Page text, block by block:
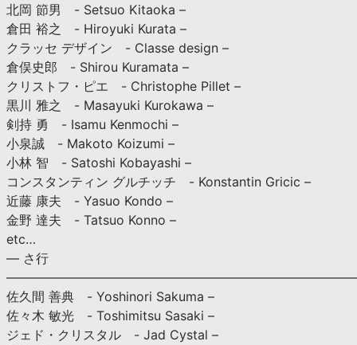
北岡 節男 - Setsuo Kitaoka –
倉田 裕之 - Hiroyuki Kurata –
クラッセ デザイン - Classe design –
倉俣史郎 - Shirou Kuramata –
クリストフ・ピエ - Christophe Pillet –
黒川 雅之 - Masayuki Kurokawa –
剣持 勇 - Isamu Kenmochi –
小泉誠 - Makoto Koizumi –
小林 智 - Satoshi Kobayashi –
コンスタンティン グルチッチ - Konstantin Gricic –
近藤 康夫 - Yasuo Kondo –
金野 達夫 - Tatsuo Konno –
etc…
— さ行
佐久間 善典 - Yoshinori Sakuma –
佐々木 敏光 - Toshimitsu Sasaki –
ジェド・クリスタル - Jad Cystal –